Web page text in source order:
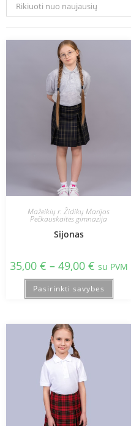
Rikiuoti nuo naujausių
Mažeikių r. Židikų Marijos
Pečkauskaitės gimnazija
Sijonas
35,00 € – 49,00 € su PVM
Pasirinkti savybes